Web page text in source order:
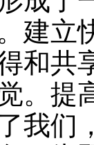
建立
和共
。提
我们